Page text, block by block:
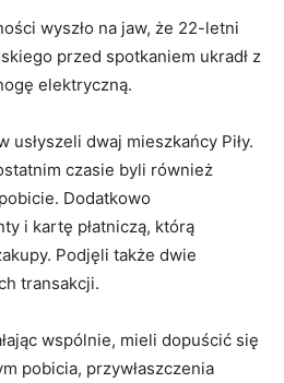
wyszło na jaw, że 22-letni
przed spotkaniem ukradł z
elektryczną.
dwaj mieszkańcy Piły.
czasie byli również
Dodatkowo
i kartę płatniczą, którą
Podjęli także dwie
transakcji.
wspólnie, mieli dopuścić się
pobicia, przywłaszczenia